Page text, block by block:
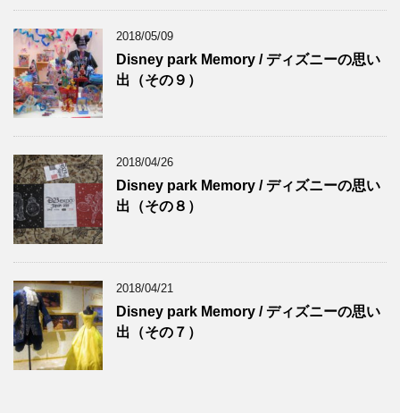
2018/05/09
Disney park Memory / ディズニーの思い
出（その９）
2018/04/26
Disney park Memory / ディズニーの思い
出（その８）
2018/04/21
Disney park Memory / ディズニーの思い
出（その７）